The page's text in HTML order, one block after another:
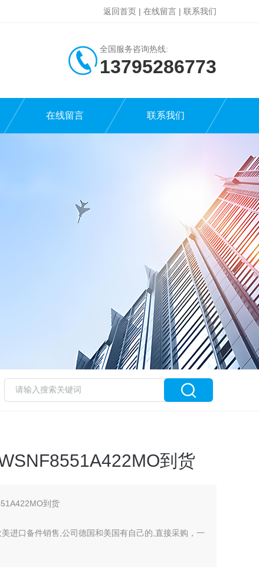
返回首页 | 在线留言 | 联系我们
全国服务咨询热线:
13795286773
在线留言 联系我们
到货
到货
进口备件销售,公司德国和美国有自己的,直接采购，一